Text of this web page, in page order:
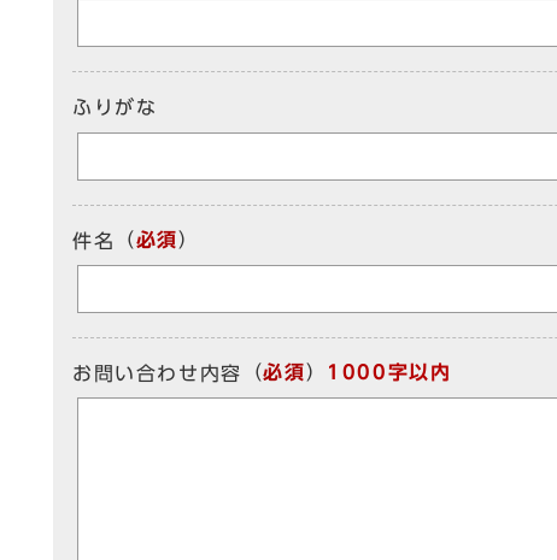
ふりがな
件名 （必須）
お問い合わせ内容 （必須） 1000字以内